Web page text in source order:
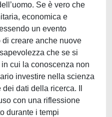
Se è vero che
economica e
un evento
creare anche nuove
che se si
cui la conoscenza non
investire nella scienza
dati della ricerca. Il
con una riflessione
durante i tempi